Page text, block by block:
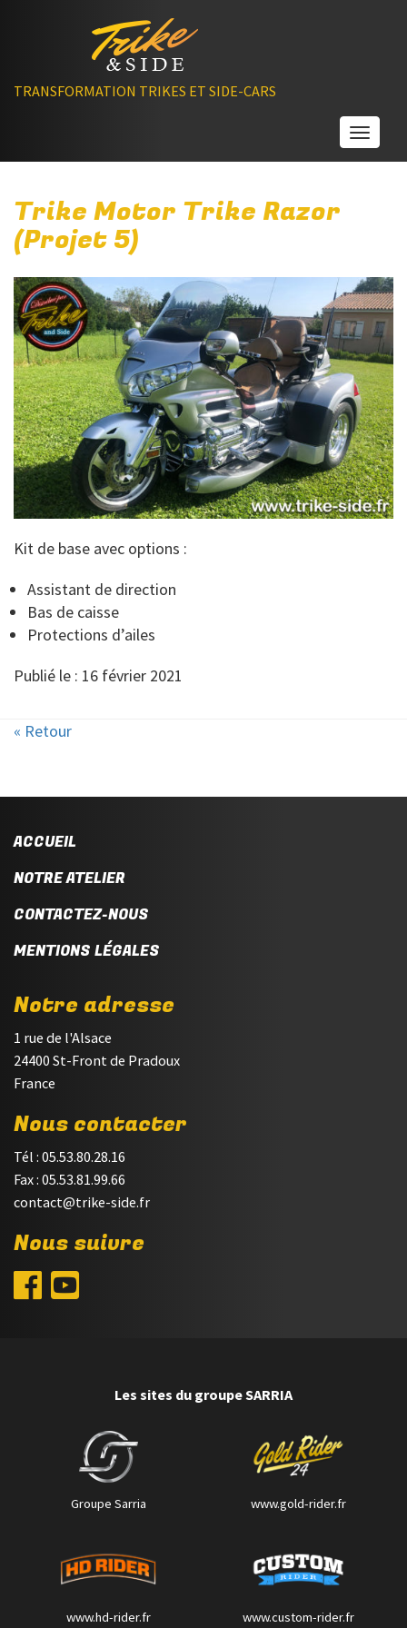
TRANSFORMATION TRIKES ET SIDE-CARS
Trike Motor Trike Razor
(Projet 5)
Kit de base avec options :
Assistant de direction
Bas de caisse
Protections d’ailes
Publié le : 16 février 2021
« Retour
ACCUEIL
NOTRE ATELIER
CONTACTEZ-NOUS
MENTIONS LÉGALES
Notre adresse
1 rue de l'Alsace
24400 St-Front de Pradoux
France
Nous contacter
Tél : 05.53.80.28.16
Fax : 05.53.81.99.66
contact@trike-side.fr
Nous suivre
Les sites du groupe SARRIA
Groupe Sarria www.gold-rider.fr
www.hd-rider.fr www.custom-rider.fr